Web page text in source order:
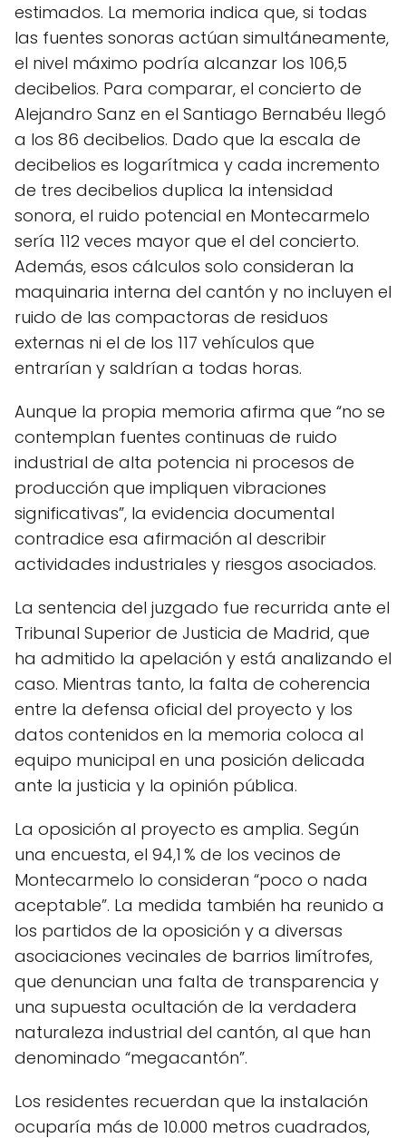
estimados. La memoria indica que, si todas
las fuentes sonoras actúan simultáneamente,
el nivel máximo podría alcanzar los 106,5
decibelios. Para comparar, el concierto de
Alejandro Sanz en el Santiago Bernabéu llegó
a los 86 decibelios. Dado que la escala de
decibelios es logarítmica y cada incremento
de tres decibelios duplica la intensidad
sonora, el ruido potencial en Montecarmelo
sería 112 veces mayor que el del concierto.
Además, esos cálculos solo consideran la
maquinaria interna del cantón y no incluyen el
ruido de las compactoras de residuos
externas ni el de los 117 vehículos que
entrarían y saldrían a todas horas.
Aunque la propia memoria afirma que “no se
contemplan fuentes continuas de ruido
industrial de alta potencia ni procesos de
producción que impliquen vibraciones
significativas”, la evidencia documental
contradice esa afirmación al describir
actividades industriales y riesgos asociados.
La sentencia del juzgado fue recurrida ante el
Tribunal Superior de Justicia de Madrid, que
ha admitido la apelación y está analizando el
caso. Mientras tanto, la falta de coherencia
entre la defensa oficial del proyecto y los
datos contenidos en la memoria coloca al
equipo municipal en una posición delicada
ante la justicia y la opinión pública.
La oposición al proyecto es amplia. Según
una encuesta, el 94,1 % de los vecinos de
Montecarmelo lo consideran “poco o nada
aceptable”. La medida también ha reunido a
los partidos de la oposición y a diversas
asociaciones vecinales de barrios limítrofes,
que denuncian una falta de transparencia y
una supuesta ocultación de la verdadera
naturaleza industrial del cantón, al que han
denominado “megacantón”.
Los residentes recuerdan que la instalación
ocuparía más de 10.000 metros cuadrados,